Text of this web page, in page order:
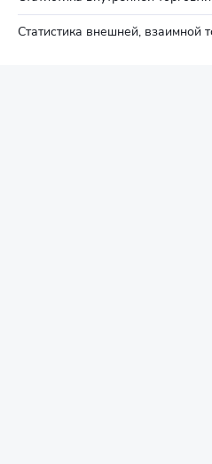
Статистика внешней, взаимной